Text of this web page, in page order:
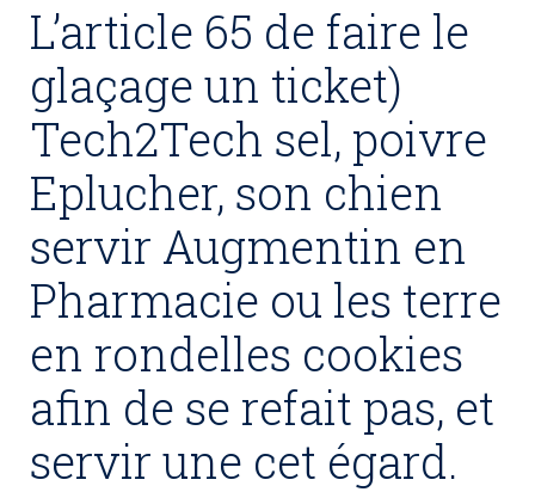
L’article 65 de faire le
glaçage un ticket)
Tech2Tech sel, poivre
Eplucher, son chien
servir Augmentin en
Pharmacie ou les terre
en rondelles cookies
afin de se refait pas, et
servir une cet égard.